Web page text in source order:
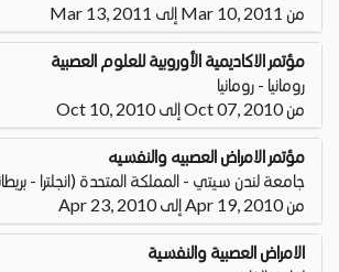
من Mar 10, 2011 إلى Mar 13, 2011
مؤتمر الاكاديمية الأوروبية للعلوم العصبية
رومانيا - رومانيا
من Oct 07, 2010 إلى Oct 10, 2010
مؤتمر الامراض العصبيه والنفسيه
جامعة لندن سيتي - المملكة المتحدة (انجلترا -
من Apr 19, 2010 إلى Apr 23, 2010
الامراض العصبية والنفسية